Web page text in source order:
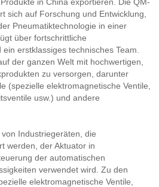
sich auf Forschung und Entwicklung,
Pneumatiktechnologie in einer
über fortschrittliche
erstklassiges technisches Team.
der ganzen Welt mit hochwertigen,
zu versorgen, darunter
(spezielle elektromagnetische Ventile,
usw.) und andere
Industriegeräten, die
werden, der Aktuator in
der automatischen
verwendet wird. Zu den
elektromagnetische Ventile,